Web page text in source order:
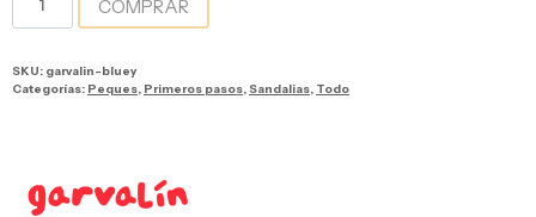
COMPRAR
SKU: garvalin-bluey
Categorías: Peques Primeros pasos Sandalias Todo